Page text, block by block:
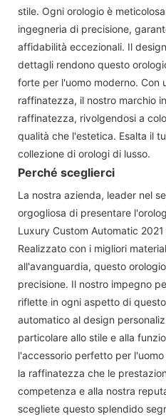
stile. Ogni orologio è
ingegneria di precisione,
affidabilità eccezionali. Il
dettagli rendono questo
forte per l'uomo moderno. Con
raffinatezza, il nostro marchio
raffinatezza, rivolgendosi a
qualità che l'estetica. Esalta il
collezione di orologi di lusso.
Perché sceglierci
La nostra azienda, leader nel
orgogliosa di presentare
Luxury Custom Automatic
Realizzato con i migliori
all'avanguardia, questo
precisione. Il nostro impegno
riflette in ogni aspetto di
automatico al design
particolare allo stile e alla
l'accessorio perfetto per
la raffinatezza che le
competenza e alla nostra
scegliete questo splendido